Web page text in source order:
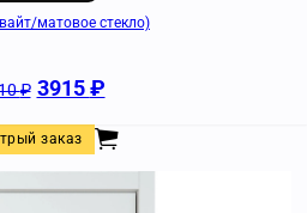
матовое стекло)
₽ 3915₽
заказ